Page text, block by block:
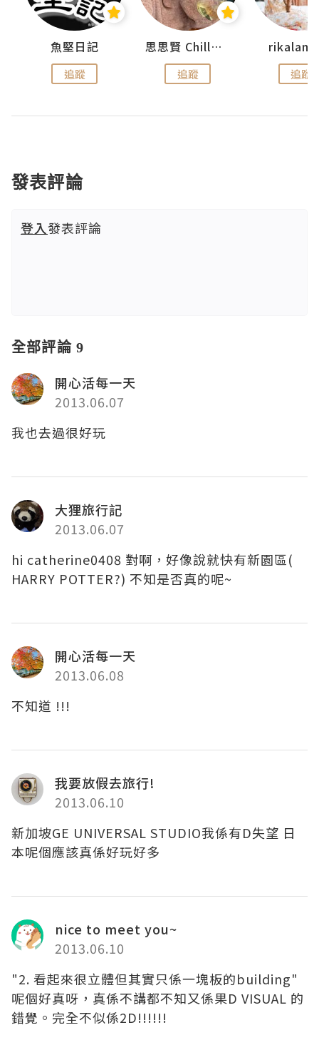
魚堅日記
追蹤
思思賢 ChillMyBabe
追蹤 追蹤
發表評論
登入發表評論
全部評論 9
開心活每一天
2013.06.07
我也去過很好玩
大狸旅行記
2013.06.07
hi catherine0408 對啊，好像說就快有新園區(
HARRY POTTER?) 不知是否真的呢~
開心活每一天
2013.06.08
不知道 !!!
我要放假去旅行!
2013.06.10
新加坡GE UNIVERSAL STUDIO我係有D失望 日
本呢個應該真係好玩好多
nice to meet you~
2013.06.10
"2. 看起來很立體但其實只係一塊板的building"
呢個好真呀，真係不講都不知又係果D VISUAL 的
錯覺。完全不似係2D!!!!!!